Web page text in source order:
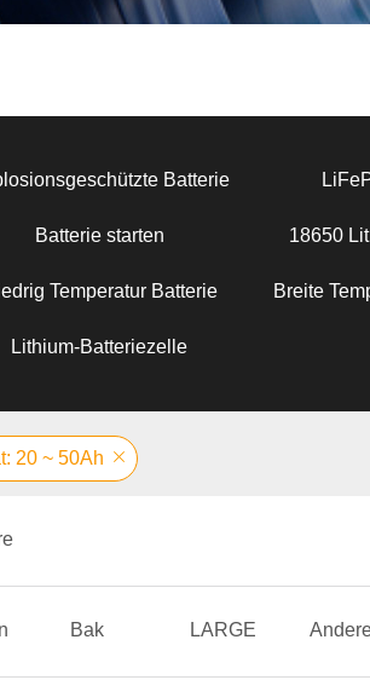
Batterie
Batterie starten 18650
Temperatur Batterie Breite
Lithium-Batteriezelle
20 ~ 50Ah
Bak LARGE